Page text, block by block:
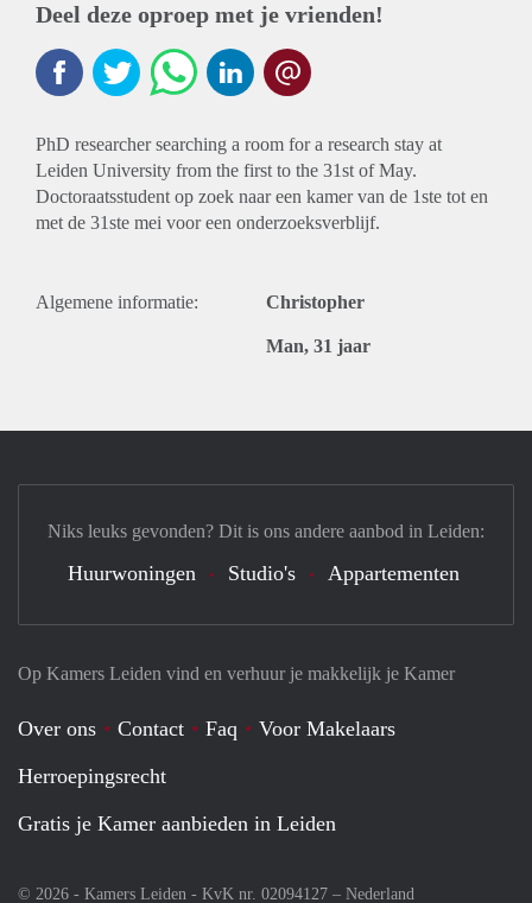
Deel deze oproep met je vrienden!
PhD researcher searching a room for a research stay at
Leiden University from the first to the 31st of May.
Doctoraatsstudent op zoek naar een kamer van de 1ste tot en
met de 31ste mei voor een onderzoeksverblijf.
Algemene informatie: Christopher
Man, 31 jaar
Op Kamers Leiden vind en verhuur je makkelijk je Kamer
Over ons Contact Faq
Voor Makelaars
Herroepingsrecht
Gratis je Kamer aanbieden in Leiden
© 2026 - Kamers Leiden - KvK nr. 02094127 – Nederland
Niks leuks gevonden? Dit is ons andere aanbod in Leiden:
Huurwoningen Studio's Appartementen